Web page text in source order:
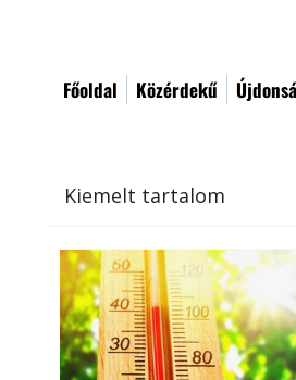
Főoldal Közérdekű
Kiemelt tartalom